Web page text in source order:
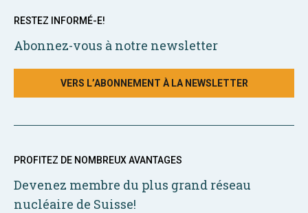
RESTEZ INFORMÉ-E!
Abonnez-vous à notre newsletter
VERS L’ABONNEMENT À LA NEWSLETTER
PROFITEZ DE NOMBREUX AVANTAGES
Devenez membre du plus grand réseau
nucléaire de Suisse!